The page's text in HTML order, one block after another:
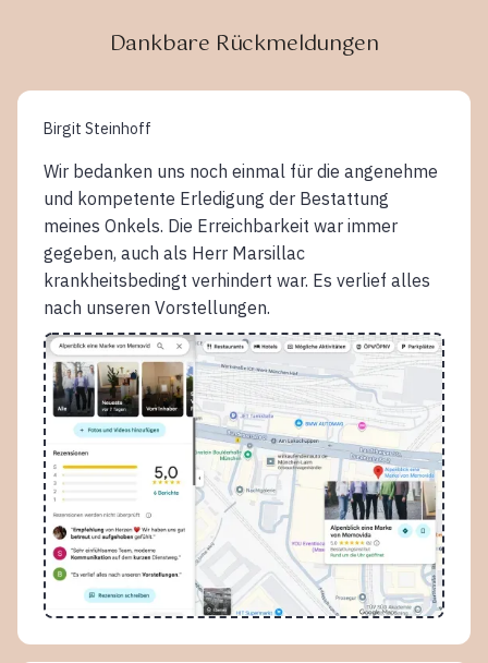
Dankbare Rückmeldungen
Birgit Steinhoff
Wir bedanken uns noch einmal für die angenehme
und kompetente Erledigung der Bestattung
meines Onkels. Die Erreichbarkeit war immer
gegeben, auch als Herr Marsillac
krankheitsbedingt verhindert war. Es verlief alles
nach unseren Vorstellungen.